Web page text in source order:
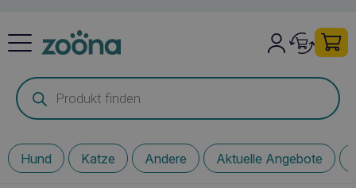
Products
search
Hund Katze Andere Aktuelle Angebote